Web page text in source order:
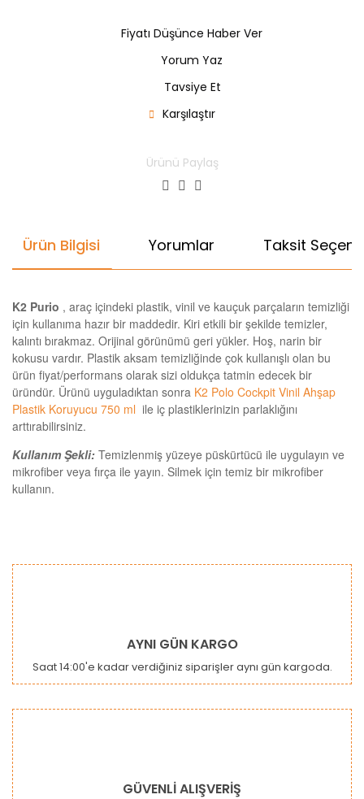
Fiyatı Düşünce Haber Ver
Yorum Yaz
Tavsiye Et
Karşılaştır
Ürünü Paylaş
Ürün Bilgisi Yorumlar Taksit
K2 Purio , araç içindeki plastik, vinil ve kauçuk parçaların temizliği
için kullanıma hazır bir maddedir. Kiri etkili bir şekilde temizler,
kalıntı bırakmaz. Orijinal görünümü geri yükler. Hoş, narin bir
kokusu vardır. Plastik aksam temizliğinde çok kullanışlı olan bu
ürün fiyat/performans olarak sizi oldukça tatmin edecek bir
üründür. Ürünü uyguladıktan sonra K2 Polo Cockpit Vinil Ahşap
Plastik Koruyucu 750 ml ile iç plastiklerinizin parlaklığını
arttırabilirsiniz.
Kullanım Şekli: Temizlenmiş yüzeye püskürtücü ile uygulayın ve
mikrofiber veya fırça ile yayın. Silmek için temiz bir mikrofiber
kullanın.
Bu ürüne ilk yorumu siz yapın!
Ürün açıklamasında eksik bilgiler bulunuyor.
Ürün bilgilerinde hatalar bulunuyor.
AYNI GÜN KARGO
Saat 14:00'e kadar verdiğiniz siparişler aynı gün kargoda.
GÜVENLİ ALIŞVERİŞ